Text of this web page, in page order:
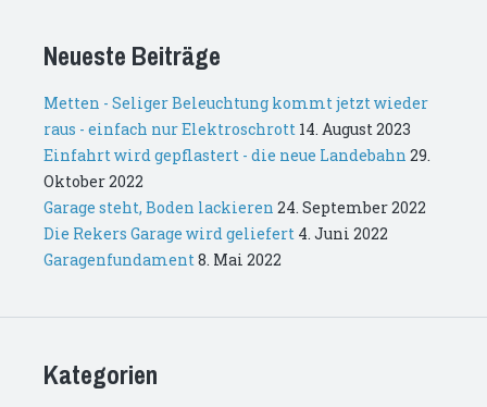
Neueste Beiträge
Metten - Seliger Beleuchtung kommt jetzt wieder
raus - einfach nur Elektroschrott 14. August 2023
Einfahrt wird gepflastert - die neue Landebahn 29.
Oktober 2022
Garage steht, Boden lackieren 24. September 2022
Die Rekers Garage wird geliefert 4. Juni 2022
Garagenfundament8. Mai 2022
Kategorien